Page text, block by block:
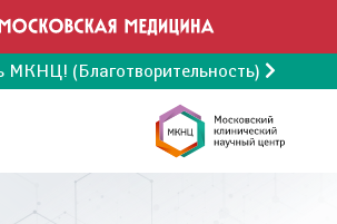
МКНЦ! (Благотворительность)